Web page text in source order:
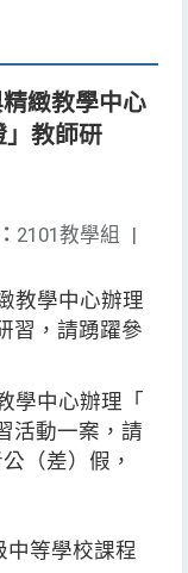
緻教學中心
」教師研
2101教學組 |
教學中心辦理
習，請踴躍參
學中心辦理「
活動一案，請
（差）假，
等學校課程